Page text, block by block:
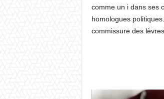
comme un i dans ses
homologues
commissure des